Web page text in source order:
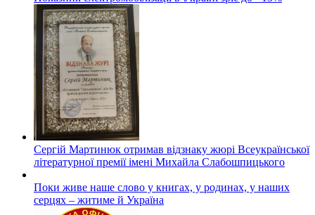
Сергій Мартинюк отримав відзнаку жюрі Всеукраїнської
літературної премії імені Михайла Слабошпицького
Поки живе наше слово у книгах, у родинах, у наших
серцях – житиме й Україна